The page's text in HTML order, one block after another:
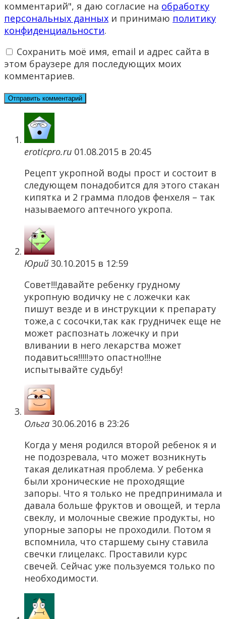
комментарий", я даю согласие на обработку
персональных данных и принимаю политику
конфиденциальности.
Сохранить моё имя, email и адрес сайта в
этом браузере для последующих моих
комментариев.
eroticpro.ru 01.08.2015 в 20:45
Рецепт укропной воды прост и состоит в
следующем понадобится для этого стакан
кипятка и 2 грамма плодов фенхеля – так
называемого аптечного укропа.
Юрий 30.10.2015 в 12:59
Совет!!!давайте ребенку грудному
укропную водичку не с ложечки как
пишут везде и в инструкции к препарату
тоже,а с сосочки,так как грудничек еще не
может распознать ложечку и при
вливании в него лекарства может
подавиться!!!!!это опастно!!!не
испытывайте судьбу!
Ольга 30.06.2016 в 23:26
Когда у меня родился второй ребенок я и
не подозревала, что может возникнуть
такая деликатная проблема. У ребенка
были хронические не проходящие
запоры. Что я только не предпринимала и
давала больше фруктов и овощей, и терла
свеклу, и молочные свежие продукты, но
упорные запоры не проходили. Потом я
вспомнила, что старшему сыну ставила
свечки глицелакс. Проставили курс
свечей. Сейчас уже пользуемся только по
необходимости.